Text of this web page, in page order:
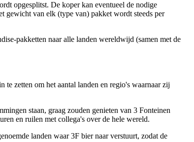
opgesplitst. De koper kan eventueel de nodige
gewicht van elk (type van) pakket wordt steeds per
pakketten naar alle landen wereldwijd (samen met de
zetten om het aantal landen en regio's waarnaar zij
staan, graag zouden genieten van 3 Fonteinen
en ruilen met collega's over de hele wereld.
landen waar 3F bier naar verstuurt, zodat de